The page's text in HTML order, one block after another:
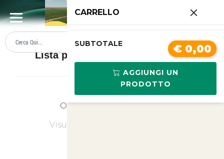
Lista prodotti Tiragraffi per gatti
Ordina
Ultimi Arrivi
Visualizzati
CARRELLO
SUBTOTALE € 0,00
AGGIUNGI UN
PRODOTTO